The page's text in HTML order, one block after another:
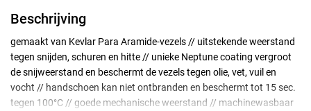
Beschrijving
gemaakt van Kevlar Para Aramide-vezels // uitstekende weerstand
tegen snijden, schuren en hitte // unieke Neptune coating vergroot
de snijweerstand en beschermt de vezels tegen olie, vet, vuil en
vocht // handschoen kan niet ontbranden en beschermt tot 15 sec.
tegen 100°C // goede mechanische weerstand // machinewasbaar